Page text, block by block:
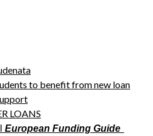
to benefit from new loan
LOANS
European Funding Guide